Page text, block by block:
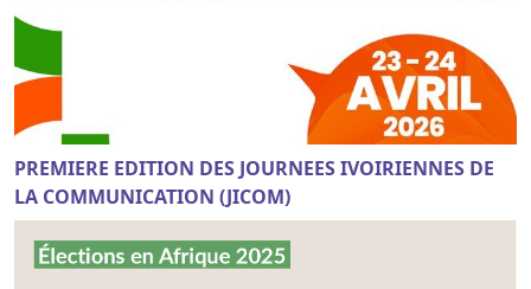
PREMIERE EDITION DES JOURNEES IVOIRIENNES DE
LA COMMUNICATION (JICOM)